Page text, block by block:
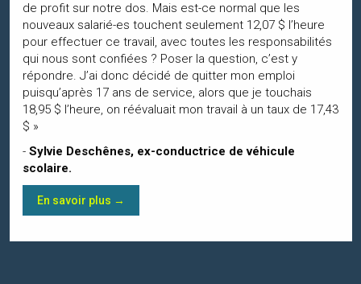
de profit sur notre dos. Mais est-ce normal que les
nouveaux salarié-es touchent seulement 12,07 $ l’heure
pour effectuer ce travail, avec toutes les responsabilités
qui nous sont confiées ? Poser la question, c’est y
répondre. J’ai donc décidé de quitter mon emploi
puisqu’après 17 ans de service, alors que je touchais
18,95 $ l’heure, on réévaluait mon travail à un taux de 17,43
$ »
- Sylvie Deschênes, ex-conductrice de véhicule
scolaire.
En savoir plus →